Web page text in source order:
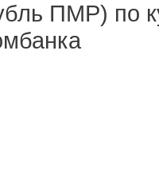
ПМР) по